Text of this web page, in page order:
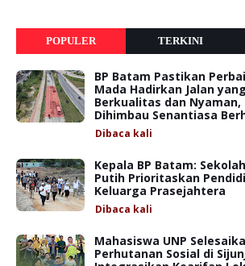
POPULER TERKINI
BP Batam Pastikan
Mada Hadirkan Jalan
Berkualitas dan Nyaman,
Dihimbau Senantiasa
Dibaca kali
Kepala BP Batam:
Putih Prioritaskan
Keluarga Prasejahtera
Dibaca kali
Mahasiswa UNP
Perhutanan Sosial di